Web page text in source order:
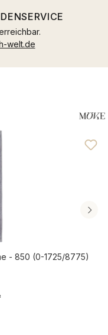
welt.de
von 5 Sternen
- 850 (0-1725/8775)
Preis: